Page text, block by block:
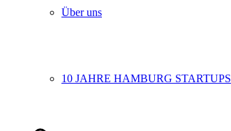
Über uns
10 JAHRE HAMBURG STARTUPS